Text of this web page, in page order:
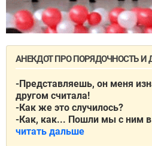
АНЕКДОТ ПРО ПОРЯДОЧНОСТЬ И
-Представляешь, он меня
другом считала!
-Как же это случилось?
-Как, как... Пошли мы с ним в
читать дальше